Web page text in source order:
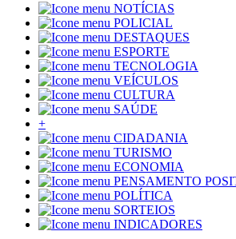
NOTÍCIAS
POLICIAL
DESTAQUES
ESPORTE
TECNOLOGIA
VEÍCULOS
CULTURA
SAÚDE
+
CIDADANIA
TURISMO
ECONOMIA
PENSAMENTO
POLÍTICA
SORTEIOS
INDICADORES